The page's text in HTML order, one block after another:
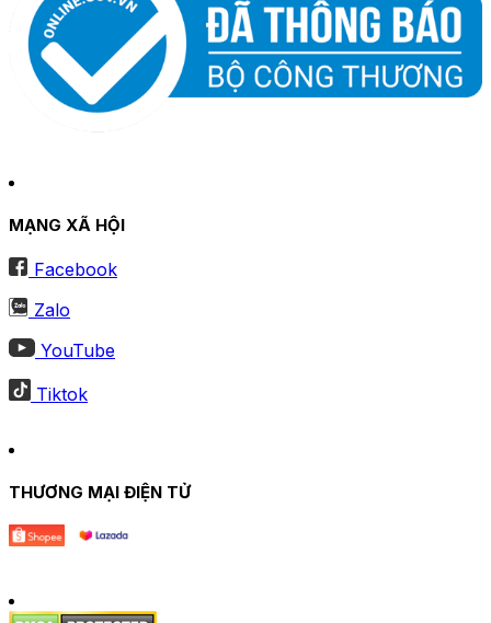
MẠNG XÃ HỘI
Facebook
Zalo
YouTube
Tiktok
THƯƠNG MẠI ĐIỆN TỬ